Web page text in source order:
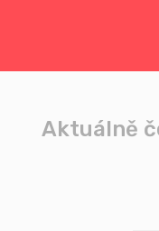
Aktuálně